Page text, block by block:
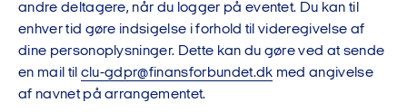
andre deltagere, når du logger på eventet. Du kan til
enhver tid gøre indsigelse i forhold til videregivelse af
dine personoplysninger. Dette kan du gøre ved at sende
en mail til clu-gdpr@finansforbundet.dk med angivelse
af navnet på arrangementet.